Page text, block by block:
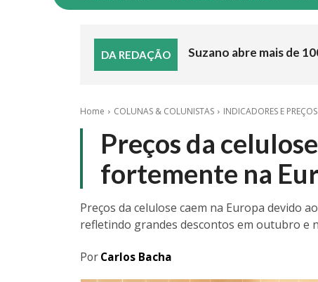
DA REDAÇÃO Suzano abre mais de
Home COLUNAS & COLUNISTAS INDICADORES E PREÇOS
Preços da
fortemente na
Preços da celulose caem na Europa devido
refletindo grandes descontos em outubro e
PorCarlos Bacha